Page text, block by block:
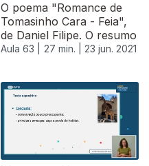
O poema "Romance de
Tomasinho Cara - Feia",
de Daniel Filipe. O resumo
Aula 63 | 27 min. | 23 jun. 2021